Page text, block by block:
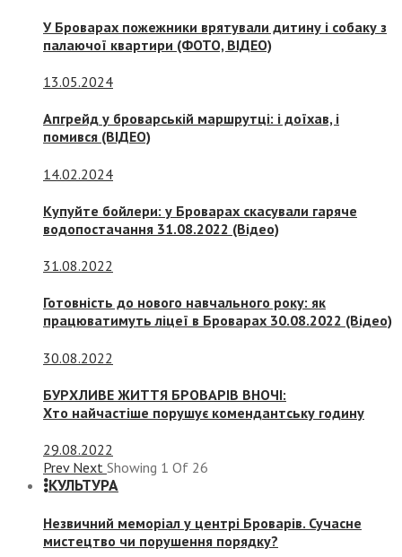
У Броварах пожежники врятували дитину і собаку з
палаючої квартири (ФОТО, ВІДЕО)
13.05.2024
Апгрейд у броварській маршрутці: і доїхав, і
помився (ВІДЕО)
14.02.2024
Купуйте бойлери: у Броварах скасували гаряче
водопостачання 31.08.2022 (Відео)
31.08.2022
Готовність до нового навчального року: як
працюватимуть ліцеї в Броварах 30.08.2022 (Відео)
30.08.2022
БУРХЛИВЕ ЖИТТЯ БРОВАРІВ ВНОЧІ:
Хто найчастіше порушує комендантську годину
29.08.2022
Prev Next Showing 1 Of 26
КУЛЬТУРА
Незвичний меморіал у центрі Броварів. Сучасне
мистецтво чи порушення порядку?